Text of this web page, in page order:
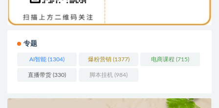
专题
AI智能 (1304) 爆粉营销 (1377) 电商课程 (715)
直播带货 (330) 脚本挂机 (984)